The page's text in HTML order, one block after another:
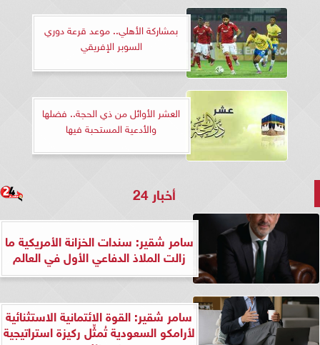
بمشاركة الأهلي.. موعد قرعة دوري
السوبر الإفريقي
العشر الأوائل من ذي الحجة.. فضلها
والأدعية المستحبة فيها
أخبار 24
سامر شقير: سندات الخزانة الأمريكية ما
زالت الملاذ الدفاعي الأول في العالم
سامر شقير: القوة الائتمانية الاستثنائية
لأرامكو السعودية تُمثِّل ركيزة استراتيجية